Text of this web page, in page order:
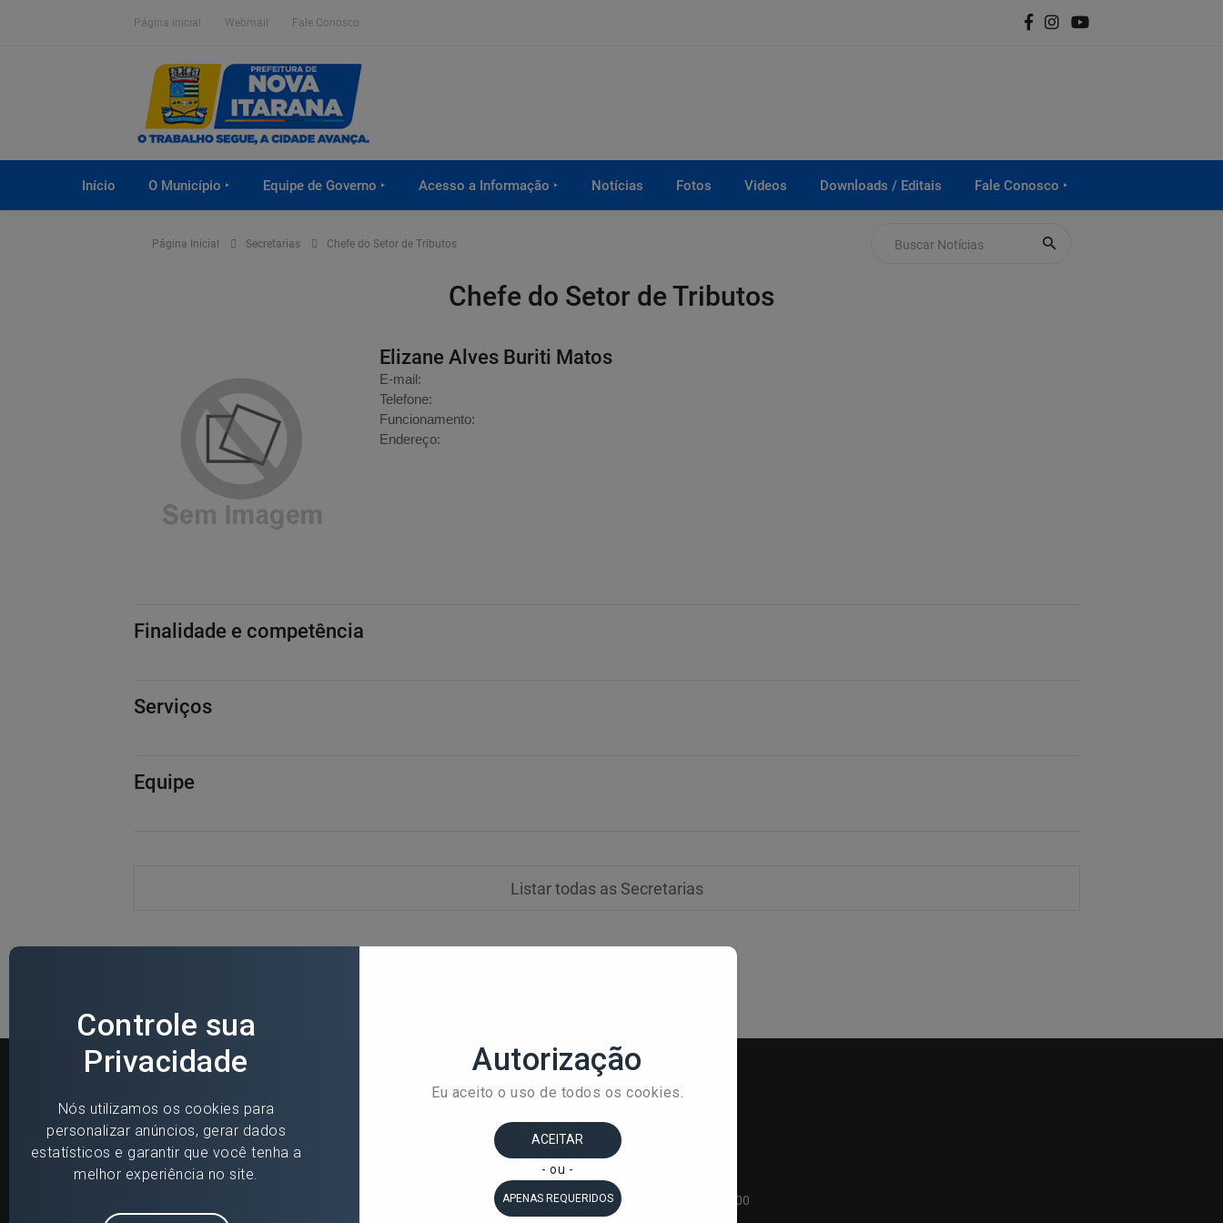
Página inicial Webmail Fale Conosco
Início O Município ‣ Equipe de Governo ‣ Acesso a Informação ‣ Notícias Fotos Videos Downloads / Editais Fale Conosco ‣
Página Inicial Secretarias Chefe do Setor de Tributos
Chefe do Setor de Tributos
Elizane Alves Buriti Matos
E-mail:
Telefone:
Funcionamento:
Endereço:
Finalidade e competência
Serviços
Equipe
Listar todas as Secretarias
Prefeitura Municipal de Nova Itarana
Praça do Comércio, S/N, Centro, CEP 45.390-000